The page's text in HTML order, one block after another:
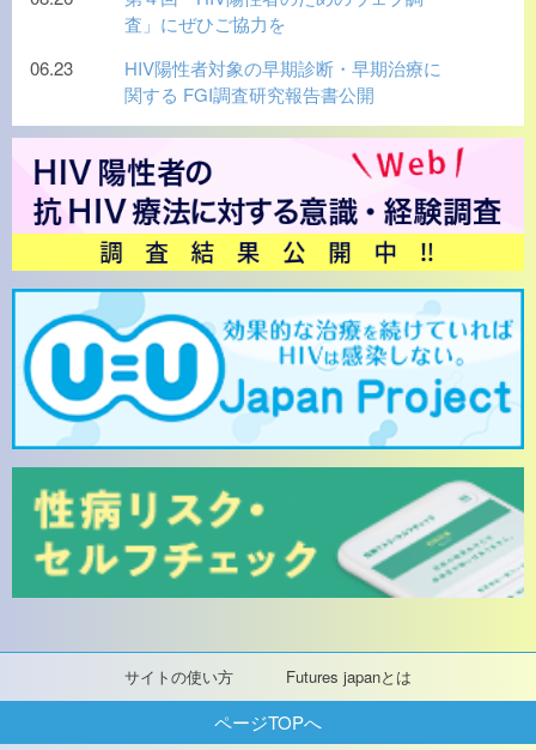
サイトの使い方 Futures japanとは
査」にぜひご協力を
06.23
HIV陽性者対象の早期診断・早期治療に
関する FGI調査研究報告書公開
ページTOPへ